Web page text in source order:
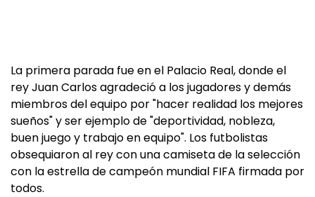
La primera parada fue en el Palacio Real, donde el
rey Juan Carlos agradeció a los jugadores y demás
miembros del equipo por "hacer realidad los mejores
sueños" y ser ejemplo de "deportividad, nobleza,
buen juego y trabajo en equipo". Los futbolistas
obsequiaron al rey con una camiseta de la selección
con la estrella de campeón mundial FIFA firmada por
todos.